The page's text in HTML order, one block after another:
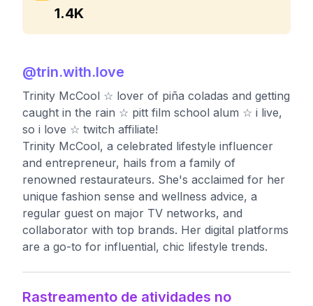
1.4K
@trin.with.love
Trinity McCool ☆ lover of piña coladas and getting
caught in the rain ☆ pitt film school alum ☆ i live,
so i love ☆ twitch affiliate!
Trinity McCool, a celebrated lifestyle influencer
and entrepreneur, hails from a family of
renowned restaurateurs. She's acclaimed for her
unique fashion sense and wellness advice, a
regular guest on major TV networks, and
collaborator with top brands. Her digital platforms
are a go-to for influential, chic lifestyle trends.
Rastreamento de atividades no